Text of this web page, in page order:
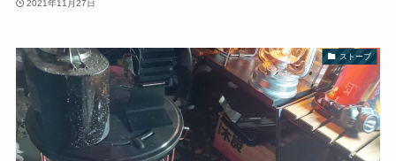
2021年11月27日
ストーブ